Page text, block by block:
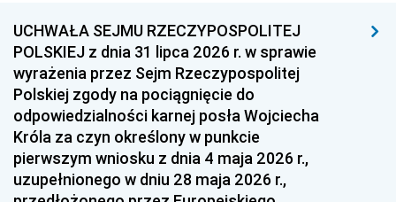
UCHWAŁA SEJMU RZECZYPOSPOLITEJ
POLSKIEJ z dnia 31 lipca 2026 r. w sprawie
wyrażenia przez Sejm Rzeczypospolitej
Polskiej zgody na pociągnięcie do
odpowiedzialności karnej posła Wojciecha
Króla za czyn określony w punkcie
pierwszym wniosku z dnia 4 maja 2026 r.,
uzupełnionego w dniu 28 maja 2026 r.,